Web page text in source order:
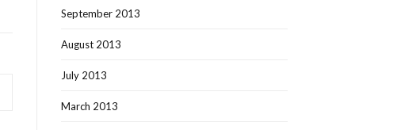
September 2013
August 2013
July 2013
March 2013